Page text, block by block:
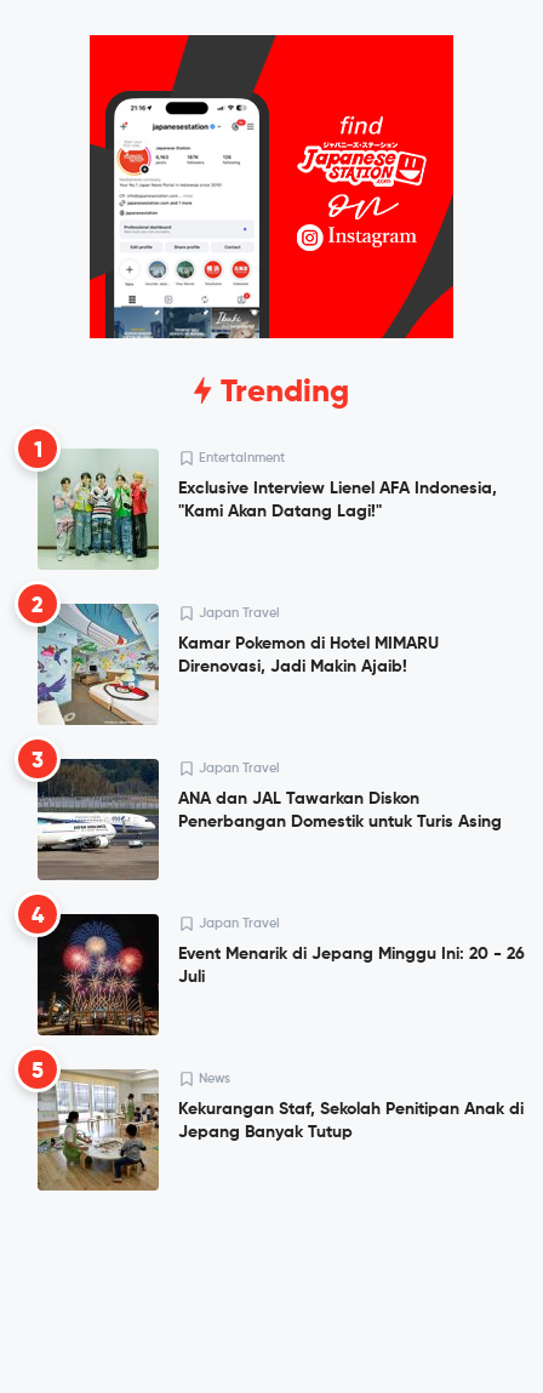
Trending
1 Entertainment
Exclusive Interview Lienel AFA Indonesia,
"Kami Akan Datang Lagi!"
2 Japan Travel
Kamar Pokemon di Hotel MIMARU
Direnovasi, Jadi Makin Ajaib!
3 Japan Travel
ANA dan JAL Tawarkan Diskon
Penerbangan Domestik untuk Turis Asing
4 Japan Travel
Event Menarik di Jepang Minggu Ini: 20 - 26
Juli
5 News
Kekurangan Staf, Sekolah Penitipan Anak di
Jepang Banyak Tutup